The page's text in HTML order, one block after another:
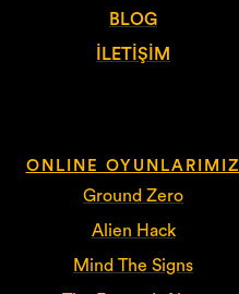
BLOG
İLETIŞIM
ONLINE OYUNLARIMIZ
Ground Zero
Alien Hack
Mind The Signs